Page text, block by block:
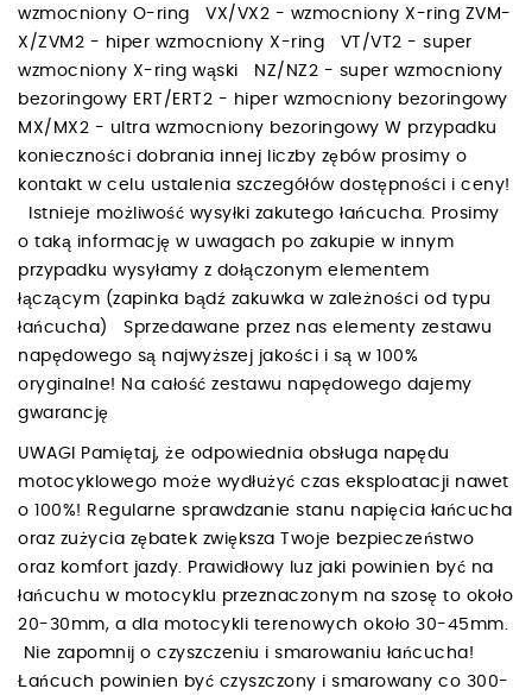
wzmocniony O-ring VX/VX2 - wzmocniony X-ring ZVM-
X/ZVM2 - hiper wzmocniony X-ring VT/VT2 - super
wzmocniony X-ring wąski NZ/NZ2 - super wzmocniony
bezoringowy ERT/ERT2 - hiper wzmocniony bezoringowy
MX/MX2 - ultra wzmocniony bezoringowy W przypadku
konieczności dobrania innej liczby zębów prosimy o
kontakt w celu ustalenia szczegółów dostępności i ceny!
Istnieje możliwość wysyłki zakutego łańcucha. Prosimy
o taką informację w uwagach po zakupie w innym
przypadku wysyłamy z dołączonym elementem
łączącym (zapinka bądź zakuwka w zależności od typu
łańcucha) Sprzedawane przez nas elementy zestawu
napędowego są najwyższej jakości i są w 100%
oryginalne! Na całość zestawu napędowego dajemy
gwarancję
UWAGI Pamiętaj, że odpowiednia obsługa napędu
motocyklowego może wydłużyć czas eksploatacji nawet
o 100%! Regularne sprawdzanie stanu napięcia łańcucha
oraz zużycia zębatek zwiększa Twoje bezpieczeństwo
oraz komfort jazdy. Prawidłowy luz jaki powinien być na
łańcuchu w motocyklu przeznaczonym na szosę to około
20-30mm, a dla motocykli terenowych około 30-45mm.
Nie zapomnij o czyszczeniu i smarowaniu łańcucha!
Łańcuch powinien być czyszczony i smarowany co 300-